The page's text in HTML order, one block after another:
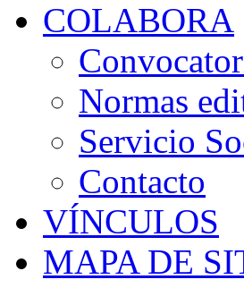
COLABORA
Normas
Servicio
Contacto
VÍNCULOS
MAPA DE